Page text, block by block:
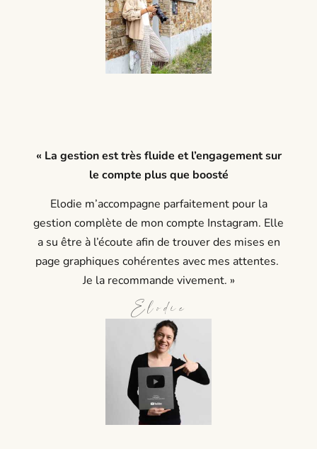
« La gestion est très fluide et l’engagement sur
le compte plus que boosté
Elodie m’accompagne parfaitement pour la
gestion complète de mon compte Instagram. Elle
a su être à l’écoute afin de trouver des mises en
page graphiques cohérentes avec mes attentes.
Je la recommande vivement. »
Elodie